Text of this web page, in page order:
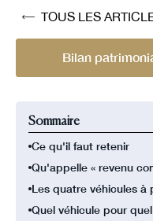
TOUS LES
Bilan
Sommaire
Ce qu'il faut retenir
Qu'appelle « revenu
Les quatre véhicules à
Quel véhicule pour